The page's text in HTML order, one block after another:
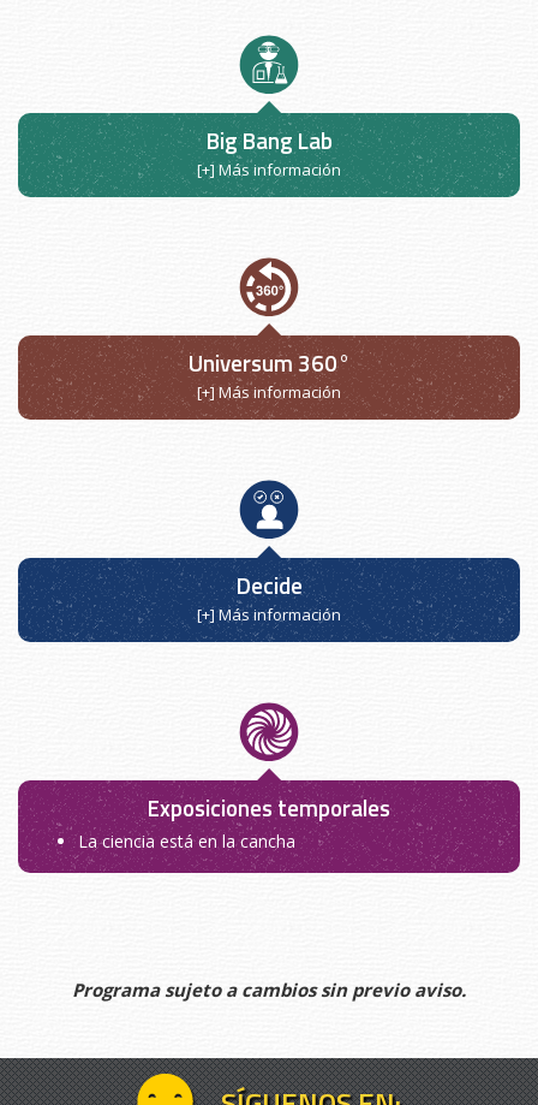
Big Bang Lab
[+] Más información
Universum 360°
[+] Más información
Decide
[+] Más información
Exposiciones temporales
La ciencia está en la cancha
Programa sujeto a cambios sin previo aviso.